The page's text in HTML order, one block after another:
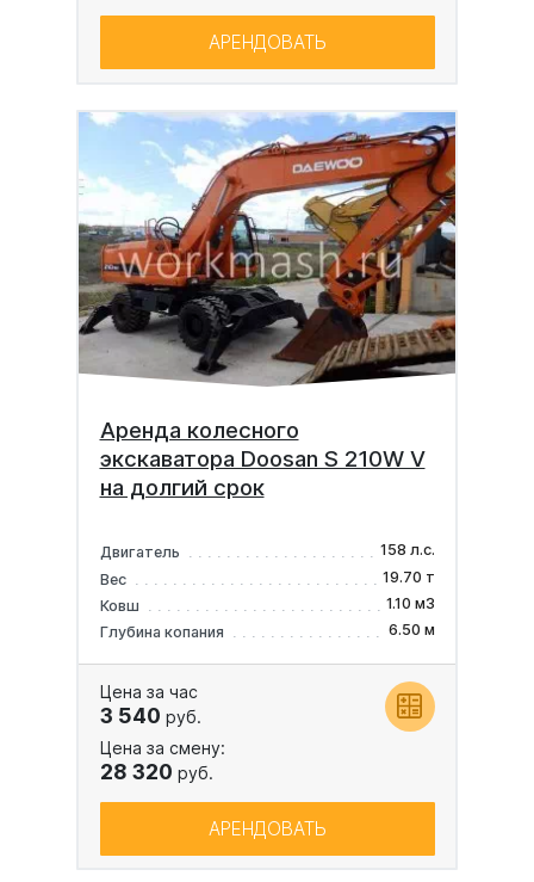
АРЕНДОВАТЬ
Аренда колесного
экскаватора Doosan S 210W V
на долгий срок
Двигатель
158 л.с.
Вес
19.70 т
Ковш
1.10 м3
Глубина копания
6.50 м
Цена за час
3 540 руб.
Цена за смену:
28 320 руб.
АРЕНДОВАТЬ